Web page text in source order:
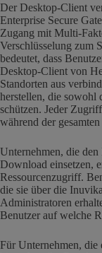
Der Desktop-Client
Enterprise Secure
Zugang mit Multi-
Verschlüsselung zum
bedeutet, dass
Desktop-Client von
Standorten aus
herstellen, die sowohl
schützen. Jeder
während der
Unternehmen, die
Download einsetzen,
Ressourcenzugriff.
die sie über die
Administratoren
Benutzer auf welche
Für Unternehmen, die